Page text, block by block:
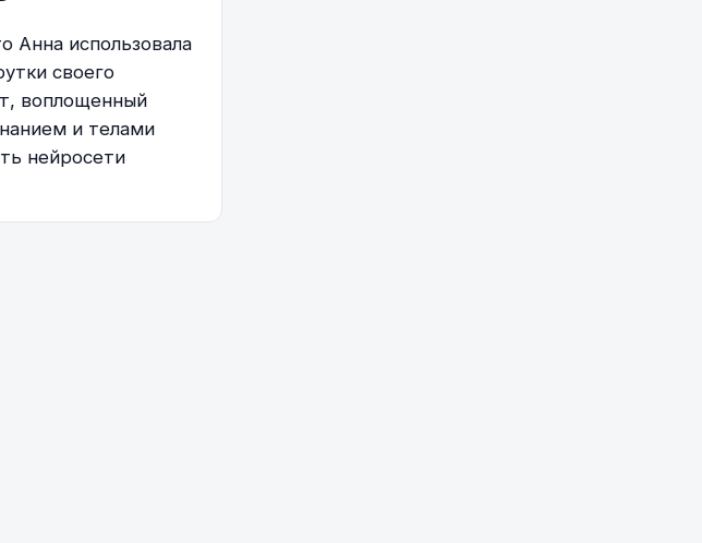
Анна использовала
своего
воплощенный
и телами
нейросети